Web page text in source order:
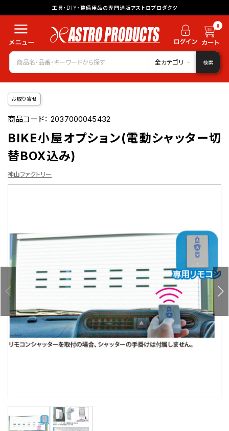
工具・DIY・整備用品の専門通販アストロプロダクツ
0
全カテゴリ 検索
お取り寄せ
商品コード：2037000045432
BIKE小屋オプション(電動シャッター切
替BOX込み)
神山ファクトリー